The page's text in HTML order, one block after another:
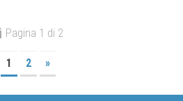
Pagina 1 di 2
1 2 »